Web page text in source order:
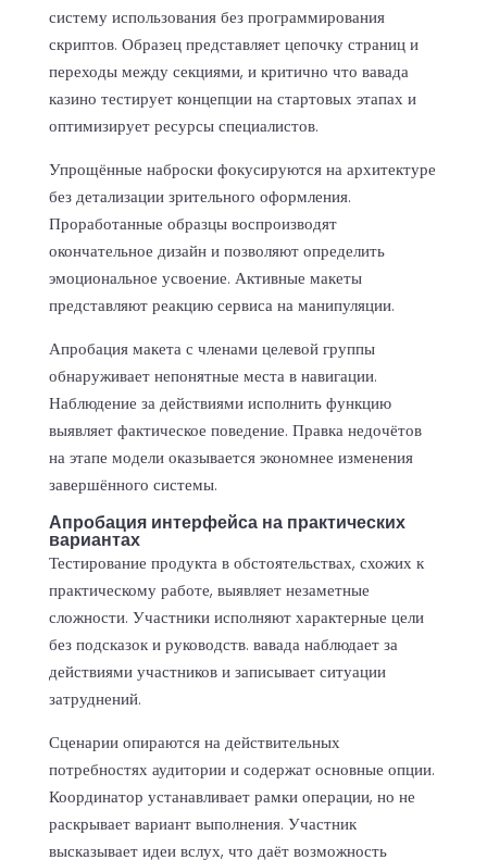
систему использования без программирования
скриптов. Образец представляет цепочку страниц и
переходы между секциями, и критично что вавада
казино тестирует концепции на стартовых этапах и
оптимизирует ресурсы специалистов.
Упрощённые наброски фокусируются на архитектуре
без детализации зрительного оформления.
Проработанные образцы воспроизводят
окончательное дизайн и позволяют определить
эмоциональное усвоение. Активные макеты
представляют реакцию сервиса на манипуляции.
Апробация макета с членами целевой группы
обнаруживает непонятные места в навигации.
Наблюдение за действиями исполнить функцию
выявляет фактическое поведение. Правка недочётов
на этапе модели оказывается экономнее изменения
завершённого системы.
Апробация интерфейса на практических
вариантах
Тестирование продукта в обстоятельствах, схожих к
практическому работе, выявляет незаметные
сложности. Участники исполняют характерные цели
без подсказок и руководств. вавада наблюдает за
действиями участников и записывает ситуации
затруднений.
Сценарии опираются на действительных
потребностях аудитории и содержат основные опции.
Координатор устанавливает рамки операции, но не
раскрывает вариант выполнения. Участник
высказывает идеи вслух, что даёт возможность